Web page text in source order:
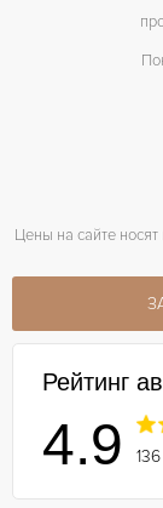
Цены на сайте
Рейтинг
4.9